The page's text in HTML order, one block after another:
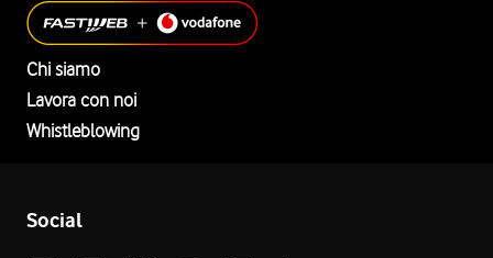
Chi siamo
Lavora con noi
Whistleblowing
Social